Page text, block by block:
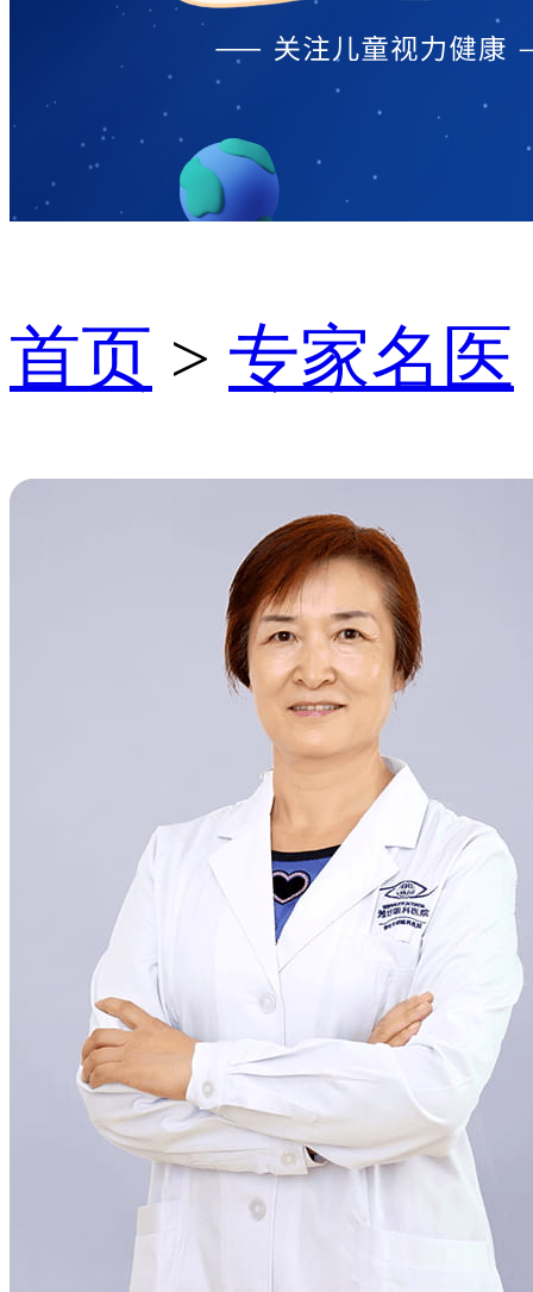
首页 > 专家名医